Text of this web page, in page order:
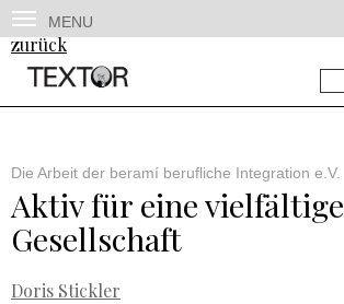
MENU
zurück
Die Arbeit der beramí berufliche Integration e.V.
Aktiv für eine vielfältige
Gesellschaft
Doris Stickler